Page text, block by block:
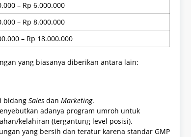
– Rp 6.000.000
– Rp 8.000.000
– Rp 18.000.000
yang biasanya diberikan antara lain:
bidang Sales dan Marketing.
adanya program umroh untuk
kelahiran (tergantung level posisi).
yang bersih dan teratur karena standar GMP